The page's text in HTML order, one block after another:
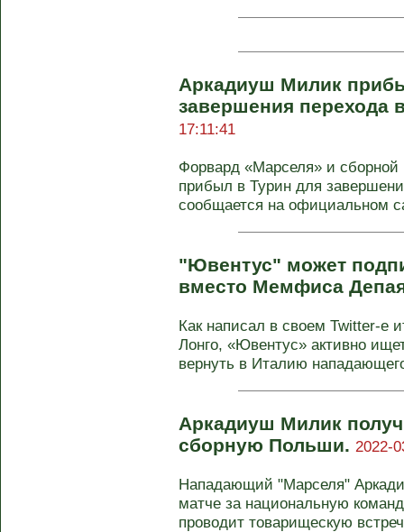
Аркадиуш Милик
завершения перехода
17:11:41
Форвард «Марселя» и
прибыл в Турин для
сообщается на официальном
"Ювентус" может
вместо Мемфиса
Как написал в своем Twitter-e
Лонго, «Ювентус» активно
вернуть в Италию
Аркадиуш Милик
сборную Польши. 2022-
Нападающий "Марселя"
матче за национальную
проводит товарищескую